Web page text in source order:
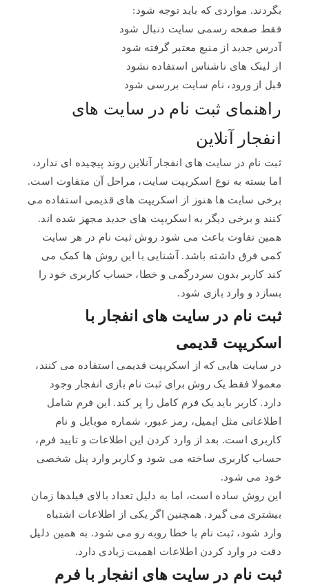
بگردند. مواردی که باید توجه شود:
فقط صفحه رسمی سایت دنبال شود
آدرس جدید از منبع معتبر گرفته شود
از لینک های ناشناس استفاده نشود
قبل از ورود، نام سایت بررسی شود
راهنمای ثبت نام در سایت های
انفجار آنلاین
ثبت نام در سایت های انفجار آنلاین روند پیچیده ای ندارد،
اما بسته به نوع اسکریپت سایت، مراحل آن متفاوت است.
برخی سایت ها هنوز از اسکریپت های قدیمی استفاده می
کنند و برخی دیگر به اسکریپت های جدید مجهز شده اند.
همین تفاوت باعث می شود روش ثبت نام در هر سایت
کمی فرق داشته باشد. آشنایی با این روش ها کمک می
کند کاربر بدون سردرگمی و خطا، حساب کاربری خود را
بسازد و وارد بازی شود.
ثبت نام در سایت های انفجار با
اسکریپت قدیمی
در سایت هایی که از اسکریپت قدیمی استفاده می کنند،
معمولا فقط یک روش برای ثبت نام بازی انفجار وجود
دارد. کاربر باید یک فرم کامل را پر کند. این فرم شامل
اطلاعاتی مثل ایمیل، رمز عبور، شماره موبایل و نام
کاربری است. بعد از وارد کردن این اطلاعات و تایید فرم،
حساب کاربری ساخته می شود و کاربر وارد پنل شخصی
خود می شود.
این روش ساده است، اما به دلیل تعداد بالای فیلدها زمان
بیشتری می گیرد. همچنین اگر یکی از اطلاعات اشتباه
وارد شود، ثبت نام با خطا روبه رو می شود. به همین دلیل
دقت در وارد کردن اطلاعات اهمیت زیادی دارد.
ثبت نام در سایت های انفجار با فرم